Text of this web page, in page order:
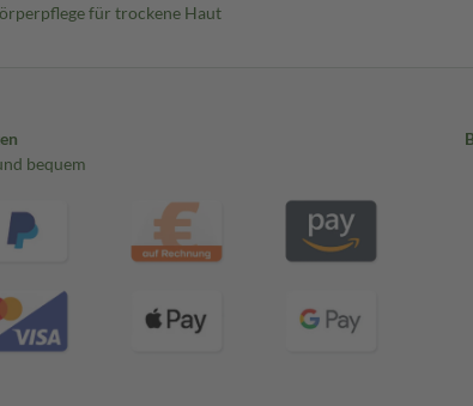
für trockene Haut
bequem